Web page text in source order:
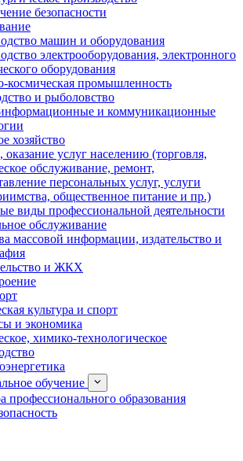
безопасности
машин и оборудования
электрооборудования, электронного
оборудования
космическая промышленность
и рыболовство
и коммуникационные
хозяйство
оказание услуг населению (торговля,
обслуживание, ремонт,
персональных услуг, услуги
общественное питание и пр.)
виды профессиональной деятельности
обслуживание
массовой информации, издательство и
и ЖКХ
культура и спорт
и экономика
химико-технологическое
обучение
профессионального образования